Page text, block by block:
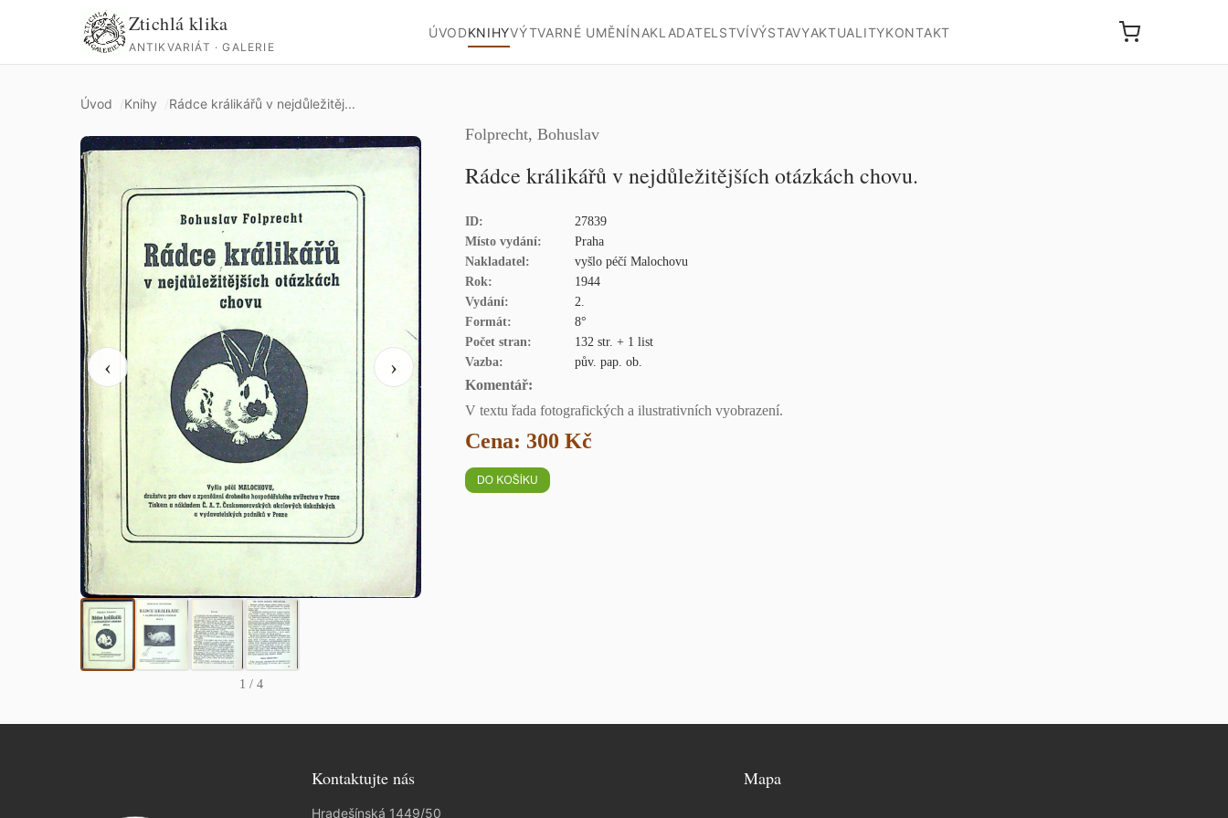
Ztichlá klika
ANTIKVARIÁT · GALERIE
ÚVODKNIHYVÝTVARNÉ UMĚNÍNAKLADATELSTVÍVÝSTAVYAKTUALITYKONTAKT
Úvod Knihy Rádce králikářů v nejdůležitěj...
‹ ›
1 / 4
Folprecht, Bohuslav
Rádce králikářů v nejdůležitějších otázkách chovu.
ID:
27839
Místo vydání:
Praha
Nakladatel:
vyšlo péčí Malochovu
Rok:
1944
Vydání:
2.
Formát:
8°
Počet stran:
132 str. + 1 list
Vazba:
pův. pap. ob.
Komentář:
V textu řada fotografických a ilustrativních vyobrazení.
Cena: 300 Kč
Kontaktujte nás
Hradešínská 1449/50
Mapa